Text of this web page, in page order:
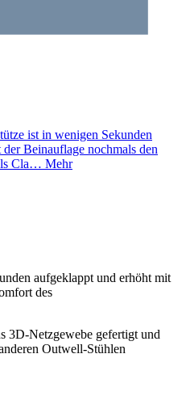
ist in wenigen Sekunden
Beinauflage nochmals den
Cla… Mehr
aufgeklappt und erhöht mit
des
3D-Netzgewebe gefertigt und
Outwell-Stühlen